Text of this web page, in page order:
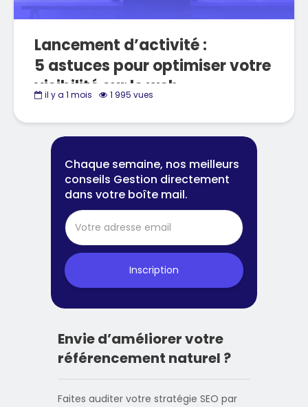
Lancement d’activité :
5 astuces pour optimiser votre
visibilité sur le web
il y a 1 mois 1 995 vues
Chaque semaine, nos meilleurs
conseils Gestion directement
dans votre boîte mail.
Inscription
Envie d’améliorer votre
référencement naturel ?
Faites auditer votre stratégie SEO par